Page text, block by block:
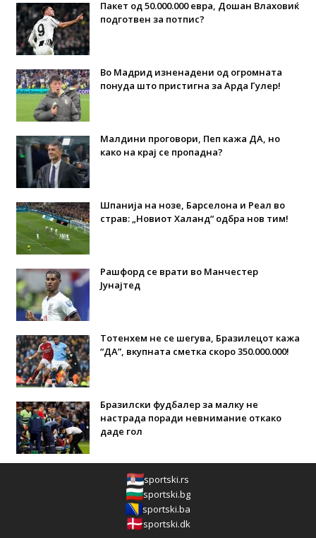
Пакет од 50.000.000 евра, Дошан Влаховиќ
подготвен за потпис?
Во Мадрид изненадени од огромната
понуда што пристигна за Арда Гулер!
Малдини проговори, Пеп кажа ДА, но
како на крај се пропадна?
Шпанија на нозе, Барселона и Реал во
страв: „Новиот Халанд“ одбра нов тим!
Рашфорд се врати во Манчестер
Јунајтед
Тотенхем не се шегува, Бразилецот кажа
“ДА”, вкупната сметка скоро 350.000.000!
Бразилски фудбалер за малку не
настрада поради невнимание откако
даде гол
sportski.rs
sportski.bg
sportski.ba
sportski.dk